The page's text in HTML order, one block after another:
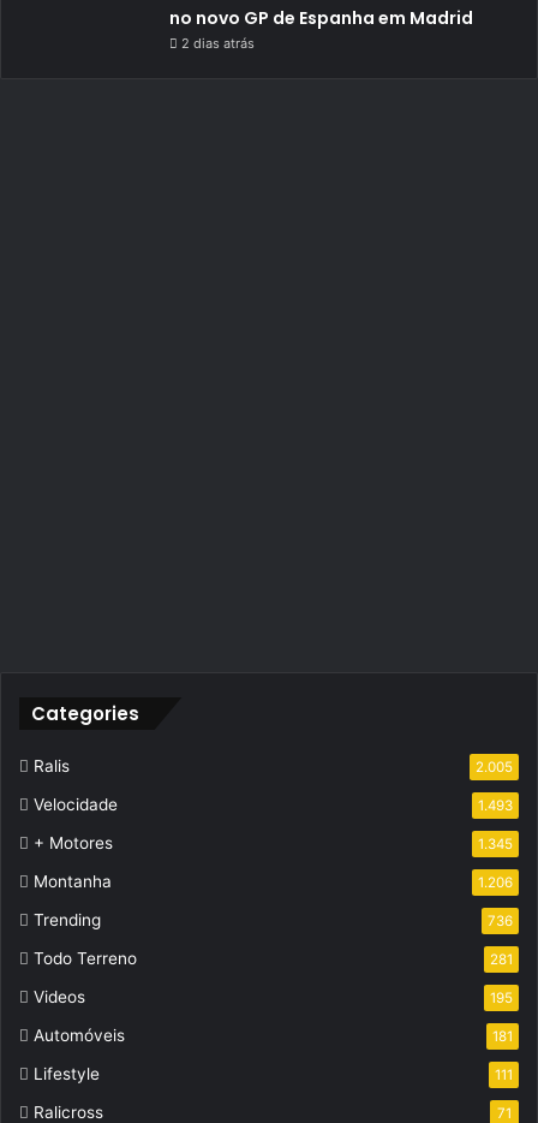
no novo GP de Espanha em Madrid
2 dias atrás
Categories
Ralis 2.005
Velocidade 1.493
+ Motores 1.345
Montanha 1.206
Trending 736
Todo Terreno 281
Videos 195
Automóveis 181
Lifestyle 111
Ralicross 71